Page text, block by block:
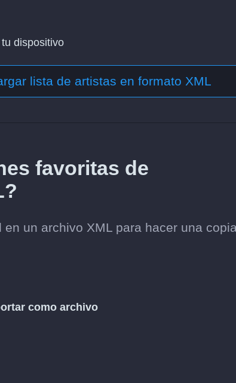
dispositivo
lista de artistas en formato XML
favoritas de
un archivo XML para hacer una
como archivo